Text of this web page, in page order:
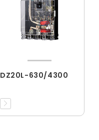
DZ20L-630/4300